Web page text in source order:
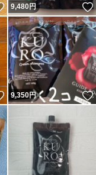
いいね！
9,480円
いいね！
9,350円